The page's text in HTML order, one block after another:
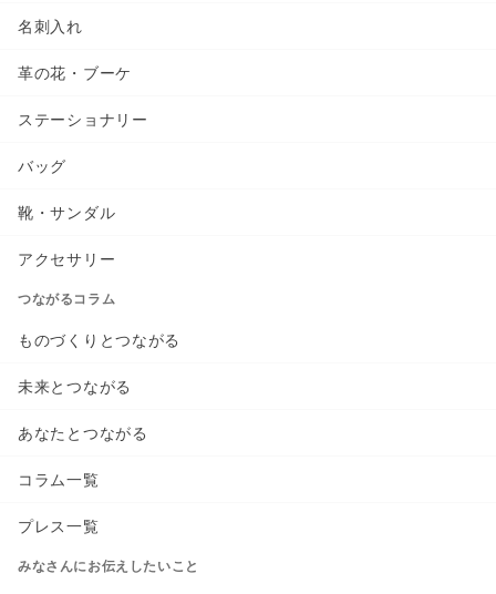
名刺入れ
革の花・ブーケ
ステーショナリー
バッグ
靴・サンダル
アクセサリー
つながるコラム
ものづくりとつながる
未来とつながる
あなたとつながる
コラム一覧
プレス一覧
みなさんにお伝えしたいこと